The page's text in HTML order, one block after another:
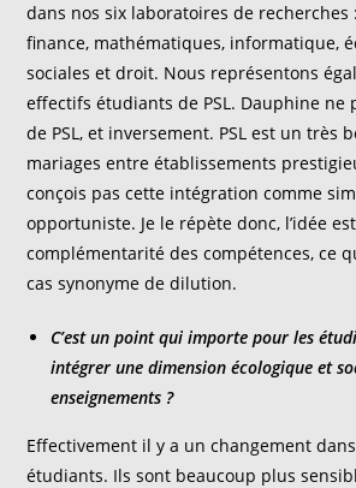
dans nos six laboratoires de recherches
finance, mathématiques, informatique,
sociales et droit. Nous représentons
effectifs étudiants de PSL. Dauphine ne
de PSL, et inversement. PSL est un très
mariages entre établissements
conçois pas cette intégration comme
opportuniste. Je le répète donc, l’idée
complémentarité des compétences, ce
cas synonyme de dilution.
C’est un point qui importe pour les
intégrer une dimension écologique et
enseignements ?
Effectivement il y a un changement
étudiants. Ils sont beaucoup plus